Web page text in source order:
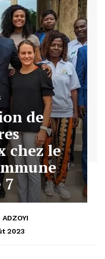
de
chez le
7
2023